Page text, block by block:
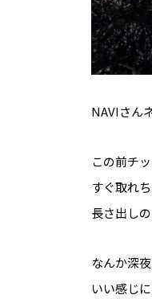
NAVIさん
この前チ
すぐ取れ
長さ出し
なんか深
いい感じ